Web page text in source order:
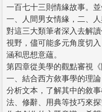
一百七十三則情緣故事。
一、人間男女情緣，二、
對這三大類筆者深入去解
視野，儘可能多元角度切
涵和思想意蘊。
第四章從美學的觀點審視
一、結合西方敘事學的理
分析文本，了解其中的敘
法、修辭、用典等技巧來